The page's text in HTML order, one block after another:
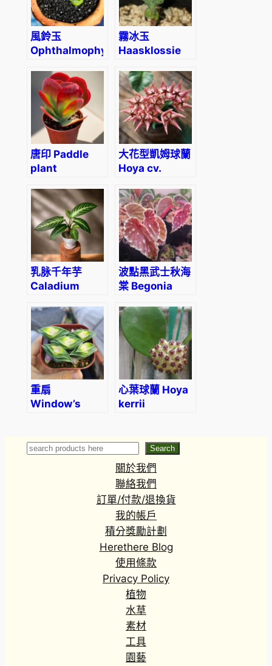
風鈴玉
Ophthalmophyllum
(Conophytum
devium)
霧冰玉
Haasklossie
paradoxum)
唐印 Paddle
plant
thyrsiflora)
大花型凱姆球蘭
Hoya cv.
乳脉千年芋
Caladium
Magnificum
(Xanthosoma
lindenii)
波點黑武士秋海
棠 Begonia
‘Green Spots’
重扇
Window’s
navicularis)
心葉球蘭 Hoya
kerrii
Search Search
關於我們
聯絡我們
訂單/付款/退換貨
我的帳戶
積分獎勵計劃
Herethere Blog
使用條款
Privacy Policy
植物
水草
素材
工具
園藝